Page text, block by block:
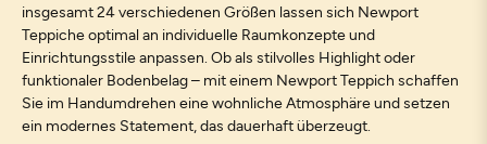
insgesamt 24 verschiedenen Größen lassen sich Newport
Teppiche optimal an individuelle Raumkonzepte und
Einrichtungsstile anpassen. Ob als stilvolles Highlight oder
funktionaler Bodenbelag – mit einem Newport Teppich schaffen
Sie im Handumdrehen eine wohnliche Atmosphäre und setzen
ein modernes Statement, das dauerhaft überzeugt.